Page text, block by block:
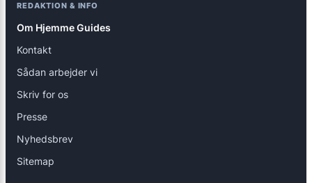
REDAKTION & INFO
Om Hjemme Guides
Kontakt
Sådan arbejder vi
Skriv for os
Presse
Nyhedsbrev
Sitemap